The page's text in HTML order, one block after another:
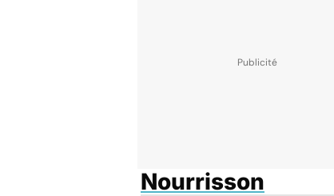
Nourrisson